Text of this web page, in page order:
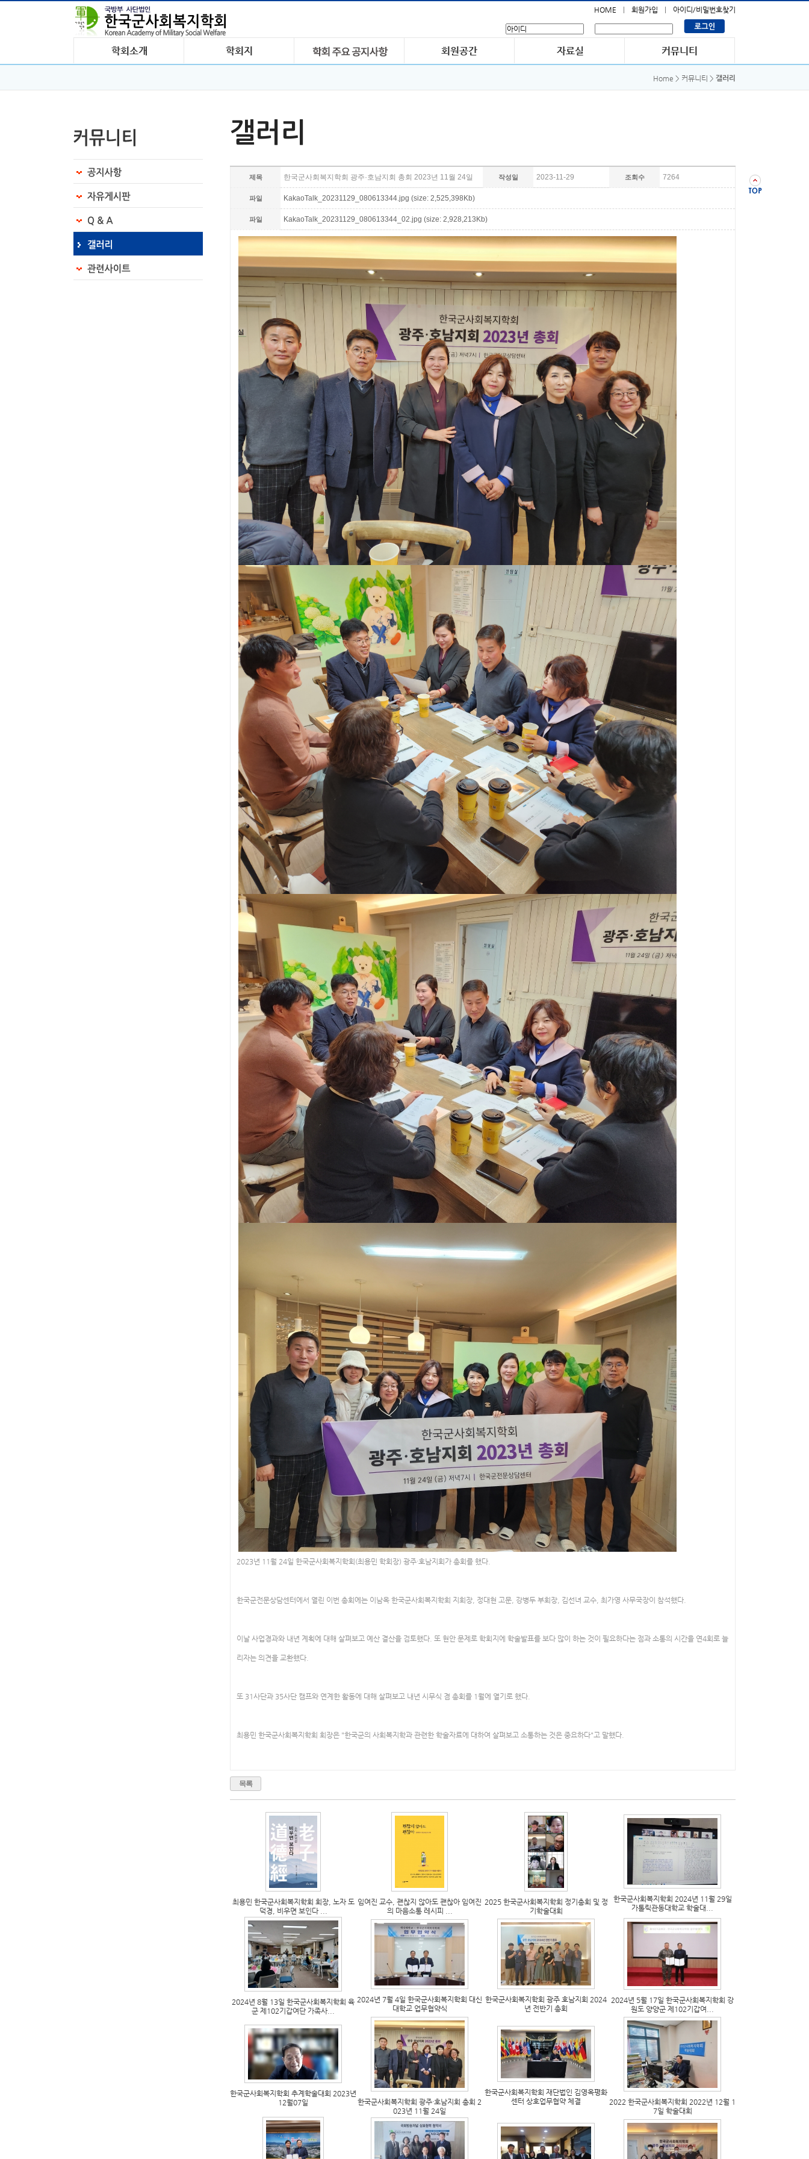
HOME 회원가입 아이디/비밀번호찾기
갤러리
Home > 커뮤니티 > 갤러리
제목 한국군사회복지학회 광주·호남지회 총회 2023년 11월 24일 작성일 2023-11-29 조회수 7264
파일 KakaoTalk_20231129_080613344.jpg (size: 2,525,398Kb)
파일 KakaoTalk_20231129_080613344_02.jpg (size: 2,928,213Kb)
2023년 11월 24일 한국군사회복지학회(최용민 학회장) 광주·호남지회가 총회를 했다.
한국군전문상담센터에서 열린 이번 총회에는 이남옥 한국군사회복지학회 지회장, 정대현 고문, 강병두 부회장, 김선녀 교수, 최가영 사무국장이 참석했다.
이날 사업경과와 내년 계획에 대해 살펴보고 예산 결산을 검토했다. 또 현안 문제로 학회지에 학술발표를 보다 많이 하는 것이 필요하다는 점과 소통의 시간을 연4회로 늘
리자는 의견을 교환했다.
또 31사단과 35사단 캠프와 연계한 활동에 대해 살펴보고 내년 시무식 겸 총회를 1월에 열기로 했다.
최용민 한국군사회복지학회 회장은 "한국군의 사회복지학과 관련한 학술자료에 대하여 살펴보고 소통하는 것은 중요하다"고 말했다.
목록
최용민 한국군사회복지학회 회장, 노자 도
덕경, 비우면 보인다 ...
임여진 교수, 괜찮지 않아도 괜찮아 임여진
의 마음소통 레시피 ...
2025 한국군사회복지학회 정기총회 및 정
기학술대회
한국군사회복지학회 2024년 11월 29일
가톨릭관동대학교 학술대...
2024년 8월 13일 한국군사회복지학회 육
군 제102기갑여단 가족사...
2024년 7월 4일 한국군사회복지학회 대신
대학교 업무협약식
한국군사회복지학회 광주 호남지회 2024
년 전반기 총회
2024년 5월 17일 한국군사회복지학회 강
원도 양양군 제102기갑여...
한국군사회복지학회 추계학술대회 2023년
12월07일
한국군사회복지학회 광주·호남지회 총회 2
023년 11월 24일
한국군사회복지학회 재단법인 김영옥평화
센터 상호업무협약 체결
2022 한국군사회복지학회 2022년 12월 1
7일 학술대회